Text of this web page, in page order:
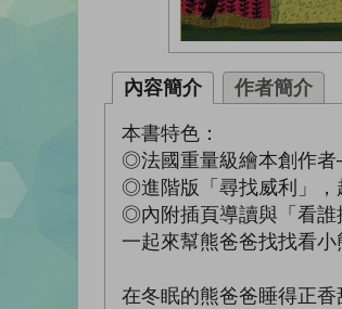
內容簡介 作者簡介
本書特色：
◎法國重量級繪本創作者
◎進階版「尋找威利」，
◎內附插頁導讀與「看誰
一起來幫熊爸爸找找看小
在冬眠的熊爸爸睡得正